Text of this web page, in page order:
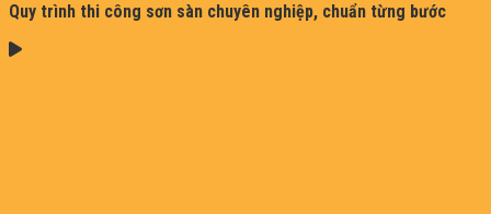
Quy trình thi công sơn sàn chuyên nghiệp, chuẩn từng bước